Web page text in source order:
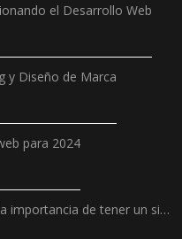
el Desarrollo Web
y Diseño de Marca
para 2024
importancia de tener un si…